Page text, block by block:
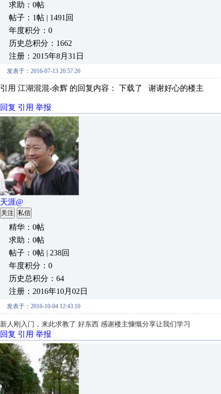
求助：0帖
帖子：1帖 | 1491回
年度积分：0
历史总积分：1662
注册：2015年8月31日
发表于：2016-07-13 20:57:26
引用 江湖混混-余辉 的回复内容： 下载了 谢谢好心的楼主
回复 引用 举报
天涯@
关注 私信
精华：0帖
求助：0帖
帖子：0帖 | 238回
年度积分：0
历史总积分：64
注册：2016年10月02日
发表于：2016-10-04 12:43:10
新人刚入门，来此求教了 好东西 感谢楼主慷慨分享让我们学习
回复 引用 举报